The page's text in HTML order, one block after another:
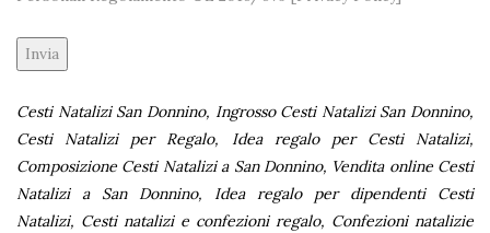
Alternative:
Cesti Natalizi San Donnino, Ingrosso Cesti Natalizi San Donnino,
Cesti Natalizi per Regalo, Idea regalo per Cesti Natalizi,
Composizione Cesti Natalizi a San Donnino, Vendita online Cesti
Natalizi a San Donnino, Idea regalo per dipendenti Cesti
Natalizi, Cesti natalizi e confezioni regalo, Confezioni natalizie